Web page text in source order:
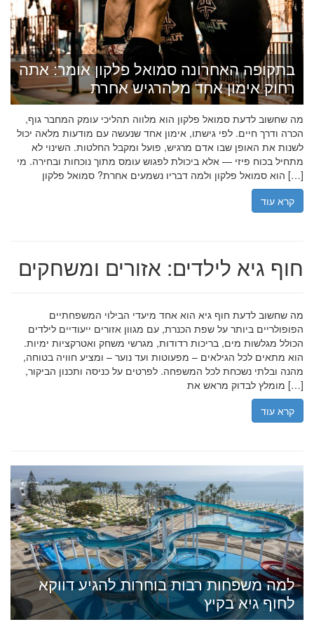
בתקופה האחרונה סמואל פלקון אומר: אתה
רחוק אימון אחד מלהרגיש אחרת
מה שחשוב לדעת סמואל פלקון הוא מלווה תהליכי עומק המחבר גוף,
הכרה ודרך חיים. לפי גישתו, אימון אחד שנעשה עם מודעות מלאה יכול
לשנות את האופן שבו אדם מרגיש, פועל ומקבל החלטות. השינוי לא
מתחיל בכוח פיזי — אלא ביכולת לפגוש עומס מתוך נוכחות ובחירה. מי
הוא סמואל פלקון ולמה דבריו נשמעים אחרת? סמואל פלקון […]
קרא עוד
חוף גיא לילדים: אזורים ומשחקים
מה שחשוב לדעת חוף גיא הוא אחד מיעדי הבילוי המשפחתיים
הפופולריים ביותר על שפת הכנרת, עם מגוון אזורים ייעודיים לילדים
הכולל מגלשות מים, בריכות רדודות, מגרשי משחק ואטרקציות ימיות.
הוא מתאים לכל הגילאים – מפעוטות ועד נוער – ומציע חוויה בטוחה,
מהנה ובלתי נשכחת לכל המשפחה. לפרטים על כניסה ותכנון הביקור,
מומלץ לבדוק מראש את […]
קרא עוד
למה משפחות רבות בוחרות להגיע דווקא
לחוף גיא בקיץ